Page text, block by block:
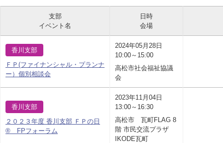
支部
イベント名
日時
会場
香川支部
ＦＰ(ファイナンシャル・プランナ
ー）個別相談会
2024年05月28日
10:00～15:00
高松市社会福祉協議
会
香川支部
２０２３年度 香川支部 ＦＰの日
® FPフォーラム
2023年11月04日
13:00～16:30
高松市 瓦町FLAG 8
階 市民交流プラザ
IKODE瓦町